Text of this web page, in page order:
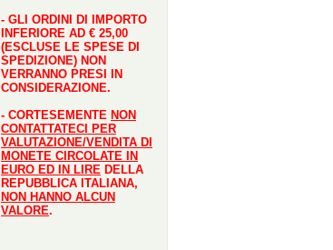
- GLI ORDINI DI IMPORTO
INFERIORE AD € 25,00
(ESCLUSE LE SPESE DI
SPEDIZIONE) NON
VERRANNO PRESI IN
CONSIDERAZIONE.
- CORTESEMENTE NON
CONTATTATECI PER
VALUTAZIONE/VENDITA DI
MONETE CIRCOLATE IN
EURO ED IN LIRE DELLA
REPUBBLICA ITALIANA,
NON HANNO ALCUN
VALORE.